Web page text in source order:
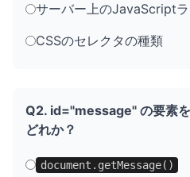
サーバー上のJavaScriptラ
CSSのセレクタの種類
Q2. id="message" の要素
どれか？
document.getMessage()